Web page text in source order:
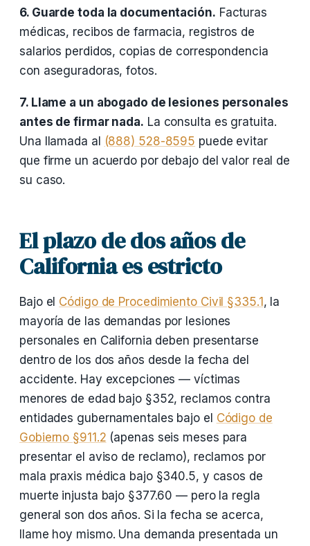
6. Guarde toda la documentación. Facturas
médicas, recibos de farmacia, registros de
salarios perdidos, copias de correspondencia
con aseguradoras, fotos.
7. Llame a un abogado de lesiones personales
antes de firmar nada. La consulta es gratuita.
Una llamada al (888) 528-8595 puede evitar
que firme un acuerdo por debajo del valor real de
su caso.
El plazo de dos años de
California es estricto
Bajo el Código de Procedimiento Civil §335.1 , la
mayoría de las demandas por lesiones
personales en California deben presentarse
dentro de los dos años desde la fecha del
accidente. Hay excepciones — víctimas
menores de edad bajo §352, reclamos contra
entidades gubernamentales bajo el Código de
Gobierno §911.2 (apenas seis meses para
presentar el aviso de reclamo), reclamos por
mala praxis médica bajo §340.5, y casos de
muerte injusta bajo §377.60 — pero la regla
general son dos años. Si la fecha se acerca,
llame hoy mismo. Una demanda presentada un